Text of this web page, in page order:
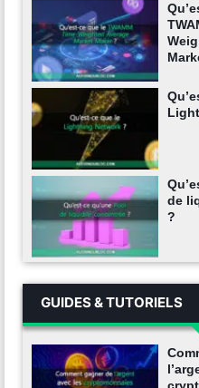
de
?
GUIDES & TUTORIELS